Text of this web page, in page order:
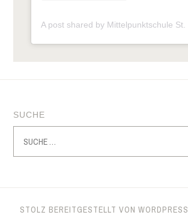
SUCHE
nach:
STOLZ BEREITGESTELLT VON WORDPRESS